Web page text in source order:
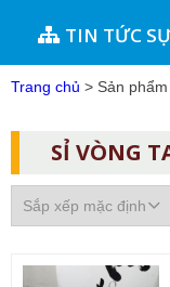
TIN TỨC
Trang chủ > Sản
SỈ VÒNG